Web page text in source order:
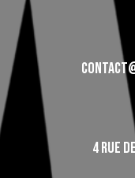
4 RUE